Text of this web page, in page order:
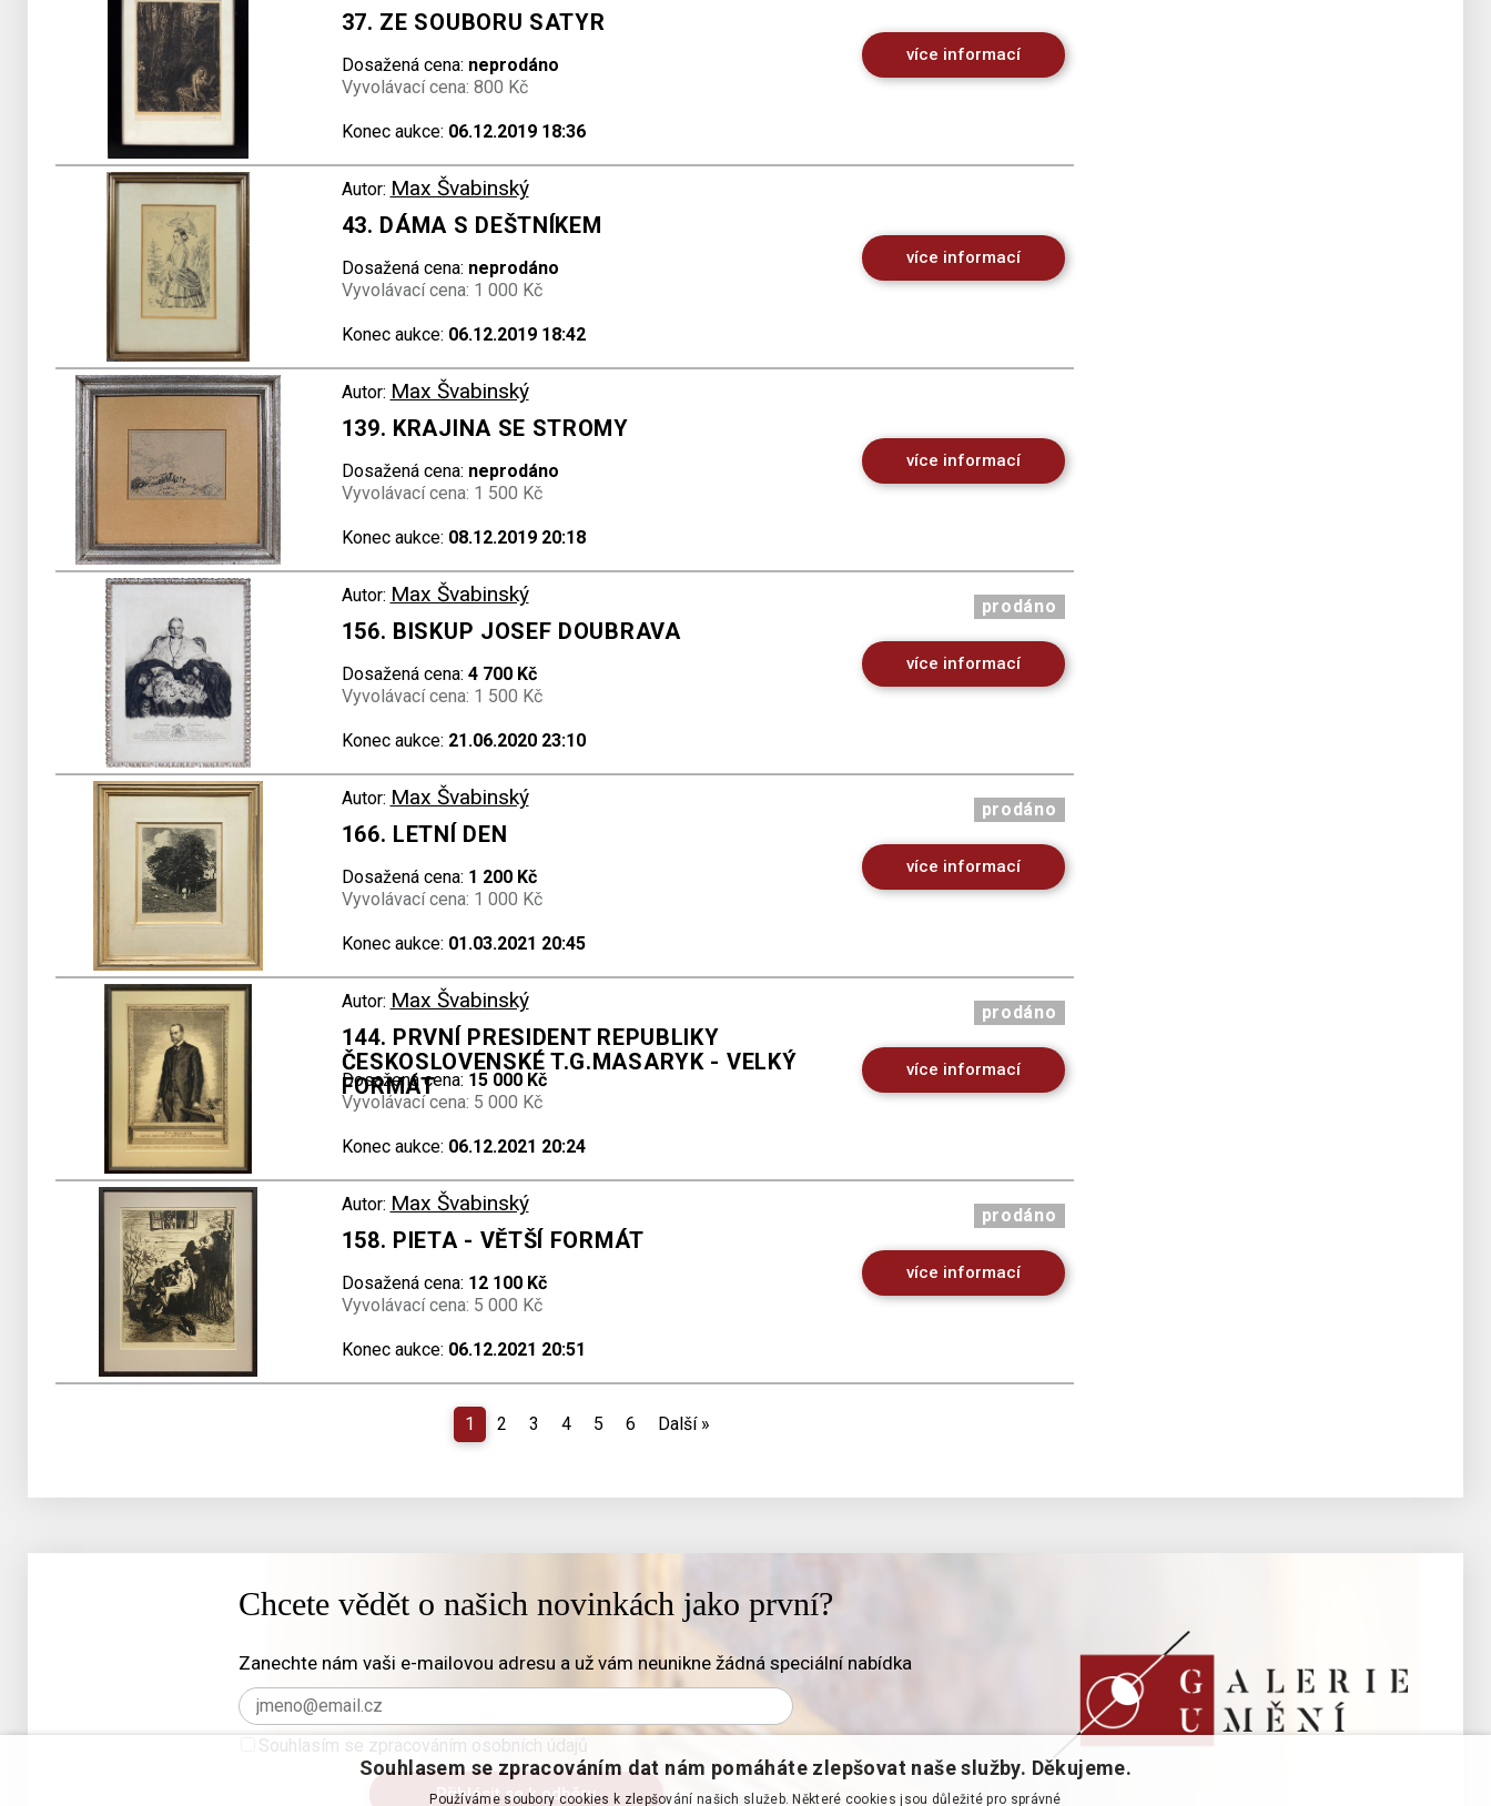
37. ZE SOUBORU SATYR
Dosažená cena: neprodáno
Vyvolávací cena: 800 Kč
Konec aukce: 06.12.2019 18:36
více informací
Autor: Max Švabinský
43. DÁMA S DEŠTNÍKEM
Dosažená cena: neprodáno
Vyvolávací cena: 1 000 Kč
Konec aukce: 06.12.2019 18:42
více informací
Autor: Max Švabinský
139. KRAJINA SE STROMY
Dosažená cena: neprodáno
Vyvolávací cena: 1 500 Kč
Konec aukce: 08.12.2019 20:18
více informací
Autor: Max Švabinský
156. BISKUP JOSEF DOUBRAVA
Dosažená cena: 4 700 Kč
Vyvolávací cena: 1 500 Kč
Konec aukce: 21.06.2020 23:10
prodáno
více informací
Autor: Max Švabinský
166. LETNÍ DEN
Dosažená cena: 1 200 Kč
Vyvolávací cena: 1 000 Kč
Konec aukce: 01.03.2021 20:45
prodáno
více informací
Autor: Max Švabinský
144. PRVNÍ PRESIDENT REPUBLIKY
ČESKOSLOVENSKÉ T.G.MASARYK - VELKÝ
FORMÁT
Dosažená cena: 15 000 Kč
Vyvolávací cena: 5 000 Kč
Konec aukce: 06.12.2021 20:24
prodáno
více informací
Autor: Max Švabinský
158. PIETA - VĚTŠÍ FORMÁT
Dosažená cena: 12 100 Kč
Vyvolávací cena: 5 000 Kč
Konec aukce: 06.12.2021 20:51
prodáno
více informací
1 2 3 4 5 6 Další »
Chcete vědět o našich novinkách jako první?
Zanechte nám vaši e-mailovou adresu a už vám neunikne žádná speciální nabídka
Souhlasím se zpracováním osobních údajů
Souhlasem se zpracováním dat nám pomáháte zlepšovat naše služby. Děkujeme.
Používáme soubory cookies k zlepšování našich služeb. Některé cookies jsou důležité pro správné